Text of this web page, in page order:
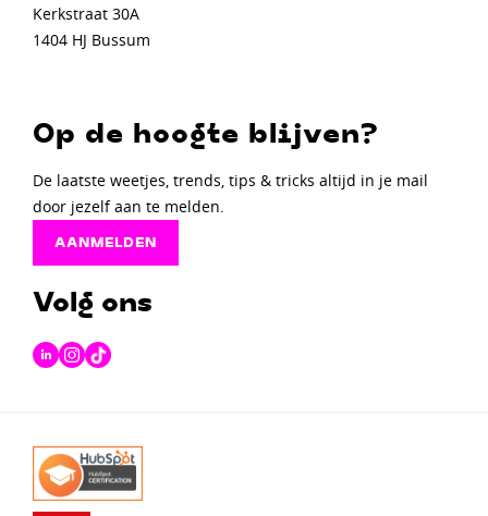
Kerkstraat 30A
1404 HJ Bussum
Op de hoogte blijven?
De laatste weetjes, trends, tips & tricks altijd in je mail
door jezelf aan te melden.
AANMELDEN
Volg ons